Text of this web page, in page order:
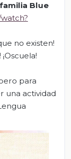
Blue
no existen!
para
una actividad